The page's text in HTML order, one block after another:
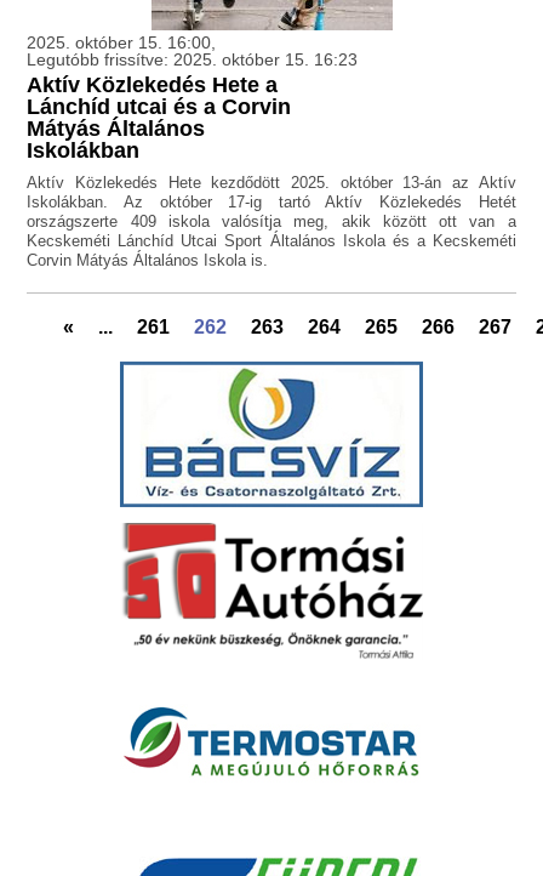
2025. október 15. 16:00,
Legutóbb frissítve: 2025. október 15. 16:23
Aktív Közlekedés Hete a
Lánchíd utcai és a Corvin
Mátyás Általános
Iskolákban
Aktív Közlekedés Hete kezdődött 2025. október 13-án az Aktív
Iskolákban. Az október 17-ig tartó Aktív Közlekedés Hetét
országszerte 409 iskola valósítja meg, akik között ott van a
Kecskeméti Lánchíd Utcai Sport Általános Iskola és a Kecskeméti
Corvin Mátyás Általános Iskola is.
« ... 261 262 263 264 265 266 267